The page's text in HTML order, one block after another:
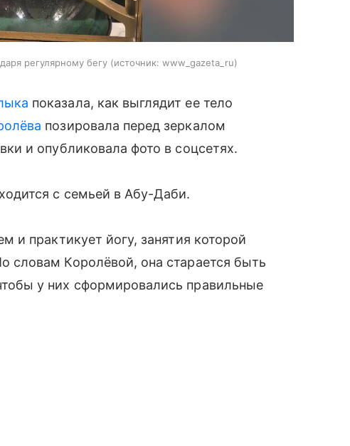
регулярному бегу источник: www_gazeta_ru
показала, как выглядит ее тело
позировала перед зеркалом
и опубликовала фото в соцсетях.
с семьей в Абу-Даби.
и практикует йогу, занятия которой
словам Королёвой, она старается быть
у них сформировались правильные